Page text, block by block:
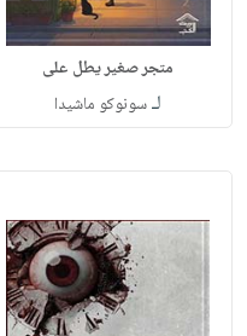
متجر صغير يطل على
لـسونوكو ماشيدا